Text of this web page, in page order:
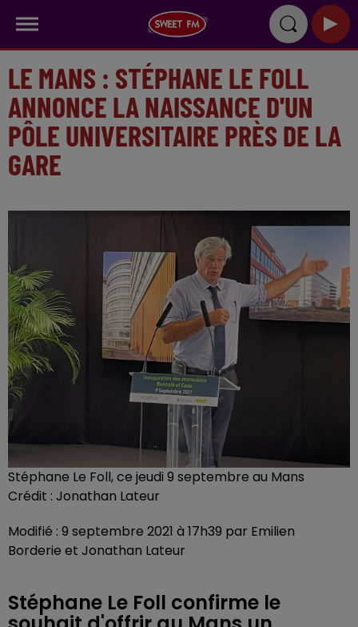
LE MANS : STÉPHANE LE FOLL
ANNONCE LA NAISSANCE D'UN
PÔLE UNIVERSITAIRE PRÈS DE LA
GARE
Stéphane Le Foll, ce jeudi 9 septembre au Mans
Crédit : Jonathan Lateur
Modifié : 9 septembre 2021 à 17h39 par Emilien
Borderie et Jonathan Lateur
Stéphane Le Foll confirme le